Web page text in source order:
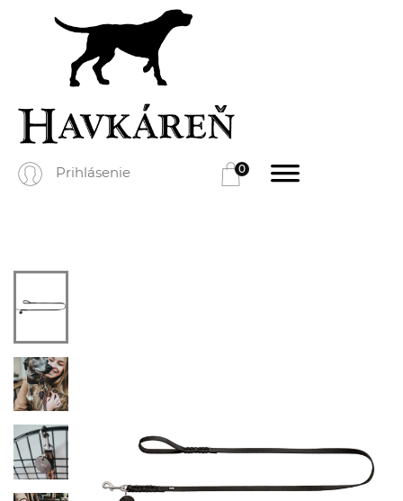
Prihlásenie 0